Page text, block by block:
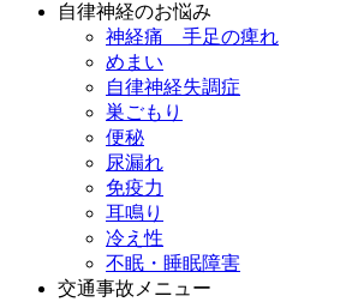
自律神経のお悩み
神経痛 手足の痺れ
めまい
自律神経失調症
巣ごもり
便秘
尿漏れ
免疫力
耳鳴り
冷え性
不眠・睡眠障害
交通事故メニュー